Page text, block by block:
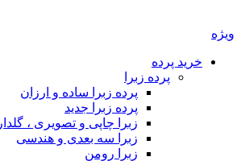
پرده
پرده زبرا
پرده زبرا ساده و ارزان
پرده زبرا جدید
زبرا چاپی و تصویری ، گلدار و نقاشی
زبرا سه بعدی و هندسی
زبرا رومن